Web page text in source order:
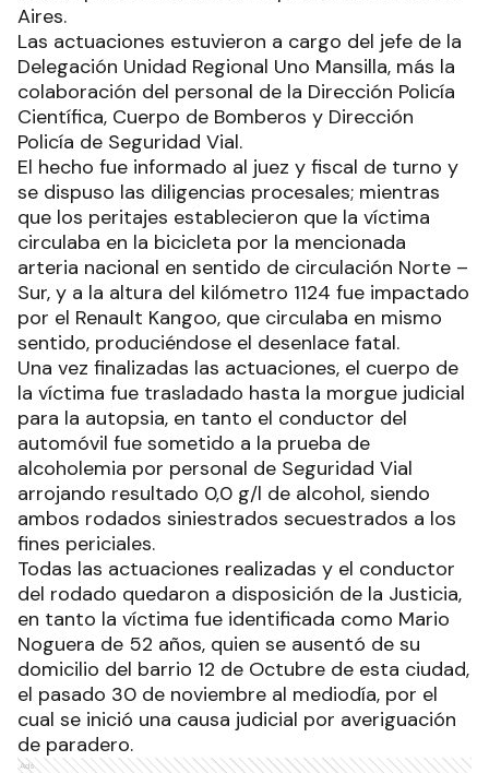
Aires.
Las actuaciones estuvieron a cargo del jefe de la
Delegación Unidad Regional Uno Mansilla, más la
colaboración del personal de la Dirección Policía
Científica, Cuerpo de Bomberos y Dirección
Policía de Seguridad Vial.
El hecho fue informado al juez y fiscal de turno y
se dispuso las diligencias procesales; mientras
que los peritajes establecieron que la víctima
circulaba en la bicicleta por la mencionada
arteria nacional en sentido de circulación Norte –
Sur, y a la altura del kilómetro 1124 fue impactado
por el Renault Kangoo, que circulaba en mismo
sentido, produciéndose el desenlace fatal.
Una vez finalizadas las actuaciones, el cuerpo de
la víctima fue trasladado hasta la morgue judicial
para la autopsia, en tanto el conductor del
automóvil fue sometido a la prueba de
alcoholemia por personal de Seguridad Vial
arrojando resultado 0,0 g/l de alcohol, siendo
ambos rodados siniestrados secuestrados a los
fines periciales.
Todas las actuaciones realizadas y el conductor
del rodado quedaron a disposición de la Justicia,
en tanto la víctima fue identificada como Mario
Noguera de 52 años, quien se ausentó de su
domicilio del barrio 12 de Octubre de esta ciudad,
el pasado 30 de noviembre al mediodía, por el
cual se inició una causa judicial por averiguación
de paradero.
Ads